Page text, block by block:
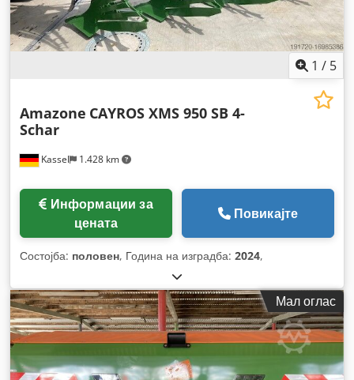
1 / 5
Kassel 1.428 km
Amazone CAYROS XMS 950 SB 4-
Schar
цената
Повикајте
Состојба: половен, Година на изградба: 2024,
Мал оглас